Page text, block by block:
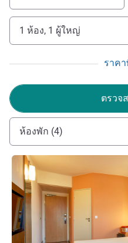
mild climate, and
stroll around Lake Masay,
just two minutes by car.
Welcome to the Accor
Like no other in the world,
Antananarivo that will
memorable, unforgettable
ฝ่ายบริหารโรงแรม
1 ห้อง, 1 ผู้ใหญ่
ราค
ตรวจ
ห้องพัก (4)
ดูรายละเอียด